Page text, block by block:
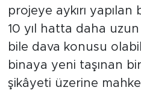
projeye aykırı
10 yıl hatta daha
bile dava konusu
binaya yeni taşınan
şikâyeti üzerine